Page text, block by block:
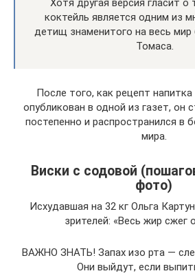
Хотя другая версия гласит о
коктейль является одним из
детищ знаменитого на весь
Томаса.
После того, как рецепт
опубликован в одной из газет, он
постепенно и распространился в
мира.
Виски с содовой
фото)
Исхудавшая на 32 кг Ольга
зрителей: «Весь жир сжег
ВАЖНО ЗНАТЬ! Запах изо рта —
Они выйдут, если